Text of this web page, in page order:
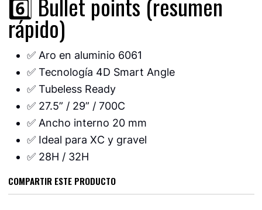
rápido)
✅ Aro en aluminio 6061
✅ Tecnología 4D Smart Angle
✅ Tubeless Ready
✅ 27.5” / 29” / 700C
✅ Ancho interno 20 mm
✅ Ideal para XC y gravel
✅ 28H / 32H
COMPARTIR ESTE PRODUCTO